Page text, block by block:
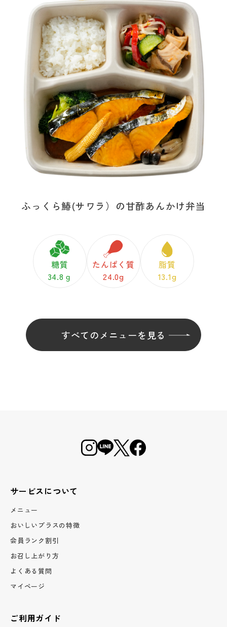
ふっくら鰆(サワラ）の甘酢あんかけ弁当
糖質
34.8ｇ
たんぱく質
24.0g
脂質
13.1g
すべてのメニューを見る
サービスについて
メニュー
おいしいプラスの特徴
会員ランク割引
お召し上がり方
よくある質問
マイページ
ご利用ガイド